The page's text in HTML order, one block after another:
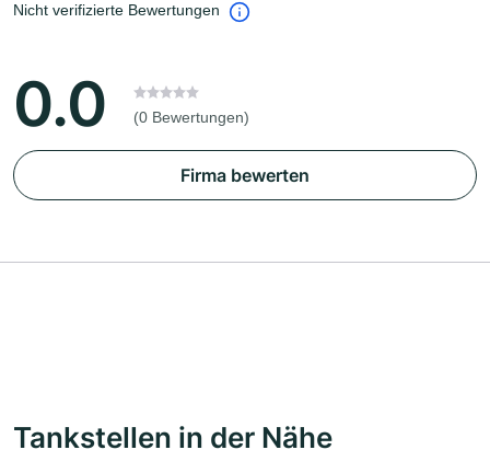
Nicht verifizierte Bewertungen
0.0 (0 Bewertungen)
Firma bewerten
Tankstellen in der Nähe